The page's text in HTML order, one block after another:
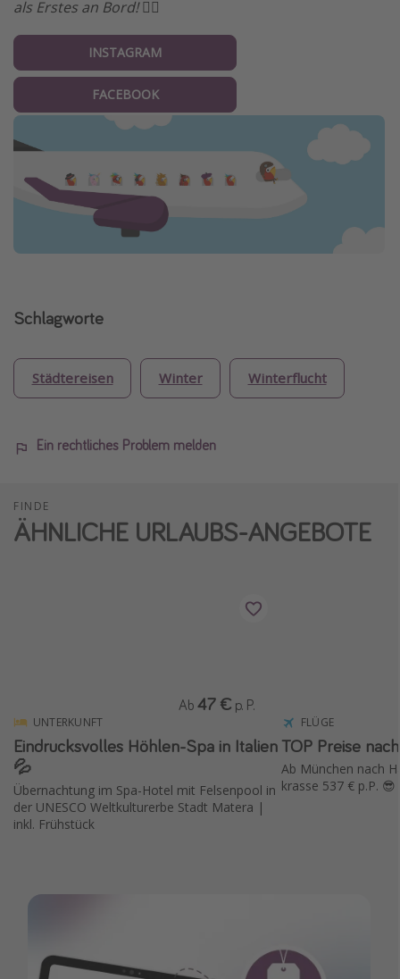
als Erstes an Bord! 🏴‍☠️
INSTAGRAM
FACEBOOK
Schlagworte
Städtereisen Winter Winterflucht
Ein rechtliches Problem melden
FINDE
ÄHNLICHE URLAUBS-ANGEBOTE
UNTERKUNFT
Eindrucksvolles Höhlen-Spa in Italien
💦
Übernachtung im Spa-Hotel mit Felsenpool in
der UNESCO Weltkulturerbe Stadt Matera |
inkl. Frühstück
Ab 47 € p. P.
FLÜGE
TOP Preise
Ab München nach
krasse 537 € p.P. 😎